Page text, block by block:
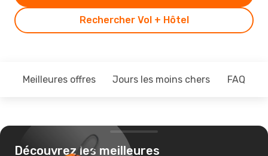
Rechercher Vol + Hôtel
Meilleures offres Jours les moins chers FAQ
Découvrez les meilleures